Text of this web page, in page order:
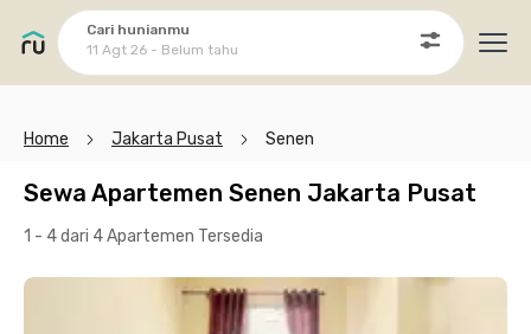
Cari hunianmu
11 Agt 26 - Belum tahu
Home Jakarta Pusat Senen
Sewa Apartemen Senen Jakarta Pusat
1 - 4 dari 4 Apartemen Tersedia